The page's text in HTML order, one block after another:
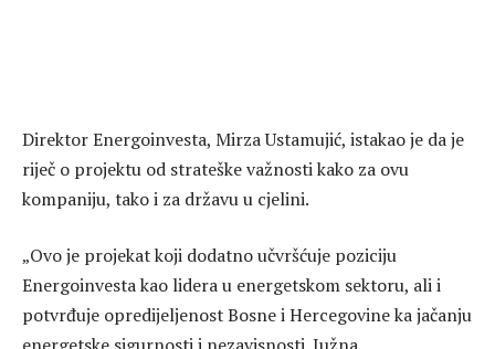
Direktor Energoinvesta, Mirza Ustamujić, istakao je da je
riječ o projektu od strateške važnosti kako za ovu
kompaniju, tako i za državu u cjelini.
„Ovo je projekat koji dodatno učvršćuje poziciju
Energoinvesta kao lidera u energetskom sektoru, ali i
potvrđuje opredijeljenost Bosne i Hercegovine ka jačanju